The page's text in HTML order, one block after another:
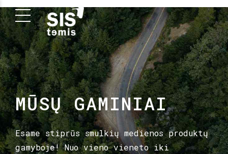
MŪSŲ GAMINIAI
Esame stiprūs smulkių medienos produktų
gamyboje! Nuo vieno vieneto iki